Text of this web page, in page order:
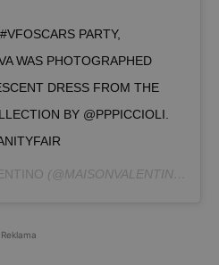
PARTY,
WAS PHOTOGRAPHED
DRESS FROM THE
BY @PPPICCIOLI.
(@MAISONVALENTINO) ON
Reklama